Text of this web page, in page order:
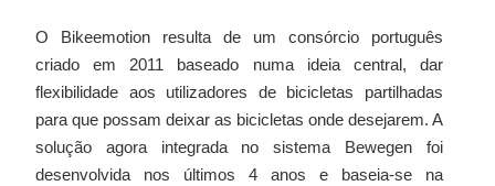
O Bikeemotion resulta de um consórcio português
criado em 2011 baseado numa ideia central, dar
flexibilidade aos utilizadores de bicicletas partilhadas
para que possam deixar as bicicletas onde desejarem. A
solução agora integrada no sistema Bewegen foi
desenvolvida nos últimos 4 anos e baseia-se na